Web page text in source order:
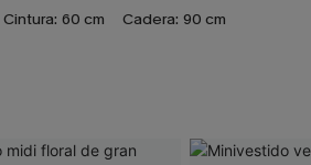
Cintura: 60 cm Cadera: 90 cm